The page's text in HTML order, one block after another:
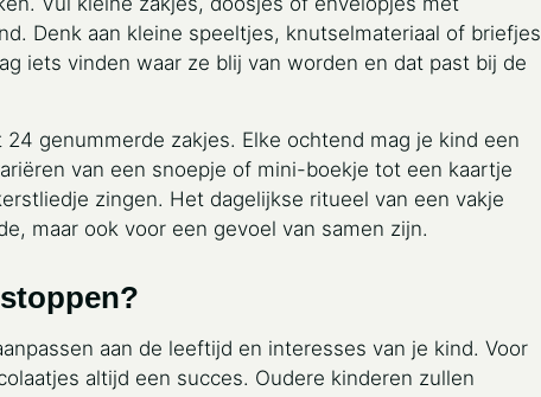
Denk aan kleine speeltjes, knutselmateriaal of briefjes
iets vinden waar ze blij van worden en dat past bij de
genummerde zakjes. Elke ochtend mag je kind een
van een snoepje of mini-boekje tot een kaartje
zingen. Het dagelijkse ritueel van een vakje
maar ook voor een gevoel van samen zijn.
aan de leeftijd en interesses van je kind. Voor
altijd een succes. Oudere kinderen zullen